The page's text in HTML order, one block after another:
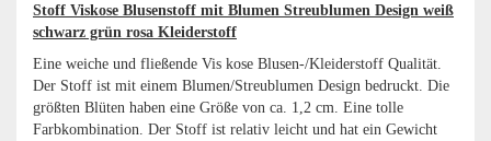
Stoff Viskose Blusenstoff mit Blumen Streublumen Design weiß
schwarz grün rosa Kleiderstoff
Eine weiche und fließende Vis kose Blusen-/Kleiderstoff Qualität.
Der Stoff ist mit einem Blumen/Streublumen Design bedruckt. Die
größten Blüten haben eine Größe von ca. 1,2 cm. Eine tolle
Farbkombination. Der Stoff ist relativ leicht und hat ein Gewicht